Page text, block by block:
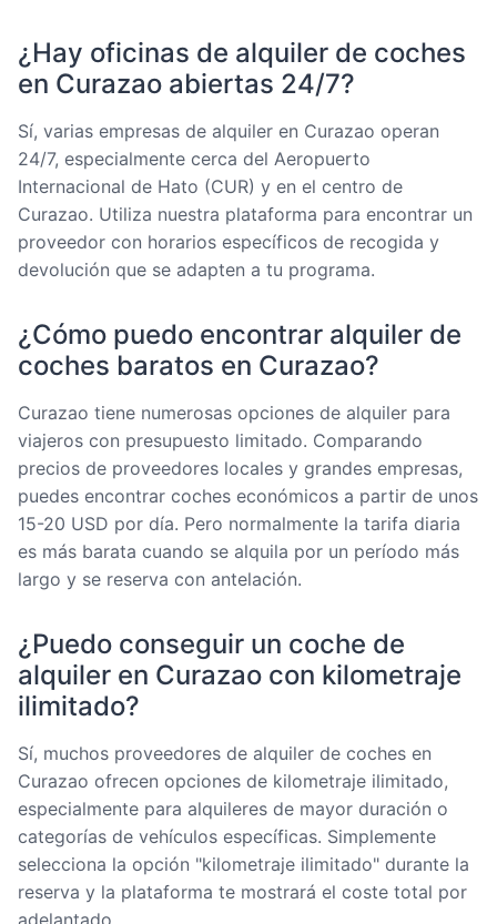
¿Hay oficinas de alquiler de coches
en Curazao abiertas 24/7?
Sí, varias empresas de alquiler en Curazao operan
24/7, especialmente cerca del Aeropuerto
Internacional de Hato (CUR) y en el centro de
Curazao. Utiliza nuestra plataforma para encontrar un
proveedor con horarios específicos de recogida y
devolución que se adapten a tu programa.
¿Cómo puedo encontrar alquiler de
coches baratos en Curazao?
Curazao tiene numerosas opciones de alquiler para
viajeros con presupuesto limitado. Comparando
precios de proveedores locales y grandes empresas,
puedes encontrar coches económicos a partir de unos
15-20 USD por día. Pero normalmente la tarifa diaria
es más barata cuando se alquila por un período más
largo y se reserva con antelación.
¿Puedo conseguir un coche de
alquiler en Curazao con kilometraje
ilimitado?
Sí, muchos proveedores de alquiler de coches en
Curazao ofrecen opciones de kilometraje ilimitado,
especialmente para alquileres de mayor duración o
categorías de vehículos específicas. Simplemente
selecciona la opción "kilometraje ilimitado" durante la
reserva y la plataforma te mostrará el coste total por
adelantado.